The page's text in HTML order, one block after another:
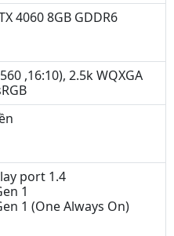
4060 8GB GDDR6
,16:10), 2.5k WQXGA
port 1.4
1
1 (One Always On)